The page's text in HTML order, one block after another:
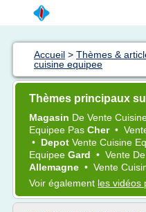
Accueil > Thèmes &
cuisine equipee
Thèmes principaux
Magasin De Vente
Equipee Pas Cher •
• Depot Vente Cuisine
Equipee Gard • Vente De
Allemagne • Vente
Voir également les vidéos